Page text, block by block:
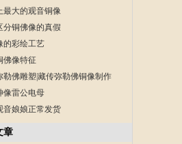
最大的观音铜像
分铜佛像的真假
的彩绘工艺
佛像特征
勒佛雕塑|藏传弥勒佛铜像制作
像雷公电母
音娘娘正常发货
章